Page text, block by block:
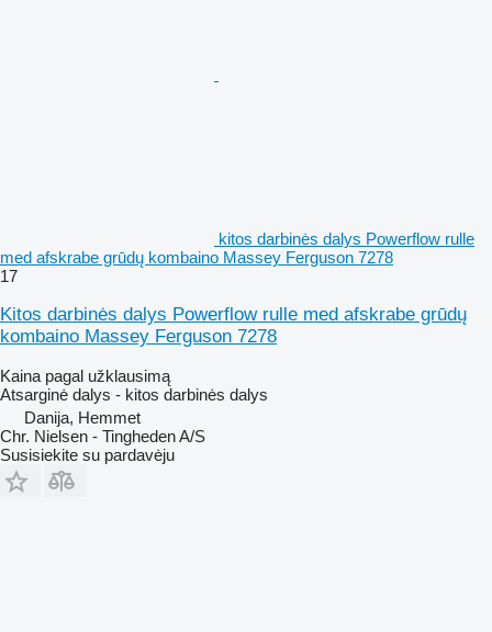
kitos darbinės dalys Powerflow rulle
med afskrabe grūdų kombaino Massey Ferguson 7278
17
Kitos darbinės dalys Powerflow rulle med afskrabe grūdų
kombaino Massey Ferguson 7278
Kaina pagal užklausimą
Atsarginė dalys - kitos darbinės dalys
Danija, Hemmet
Chr. Nielsen - Tingheden A/S
Susisiekite su pardavėju